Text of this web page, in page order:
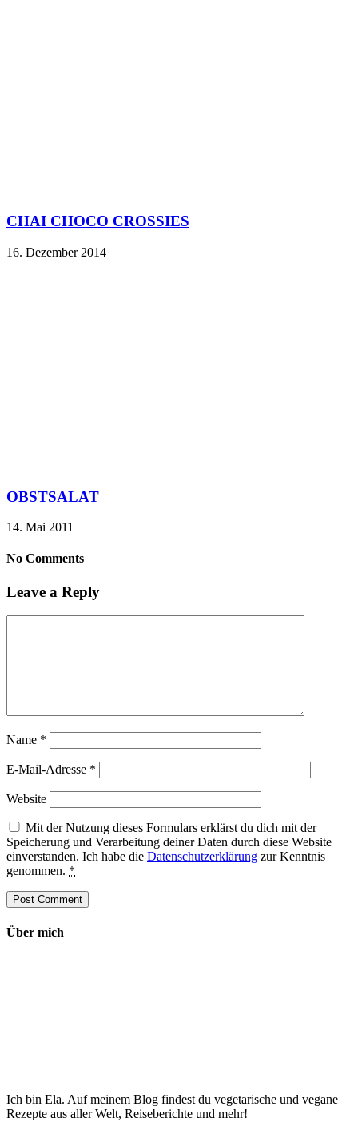
CHAI CHOCO CROSSIES
16. Dezember 2014
OBSTSALAT
14. Mai 2011
No Comments
Leave a Reply
Name *
E-Mail-Adresse *
Website
Mit der Nutzung dieses Formulars erklärst du dich mit der
Speicherung und Verarbeitung deiner Daten durch diese Website
einverstanden. Ich habe die Datenschutzerklärung zur Kenntnis
genommen. *
Über mich
Ich bin Ela. Auf meinem Blog findest du vegetarische und vegane
Rezepte aus aller Welt, Reiseberichte und mehr!